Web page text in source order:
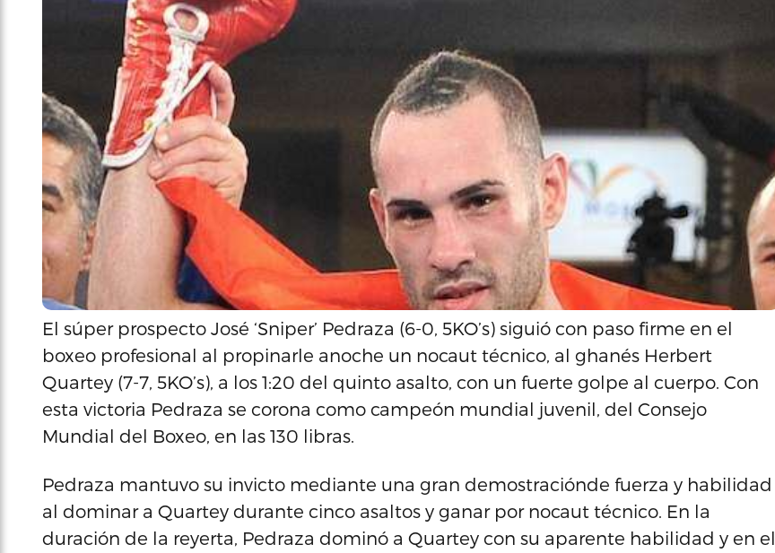
El súper prospecto José ‘Sniper’ Pedraza (6-0, 5KO’s) siguió con paso firme en el
boxeo profesional al propinarle anoche un nocaut técnico, al ghanés Herbert
Quartey (7-7, 5KO’s), a los 1:20 del quinto asalto, con un fuerte golpe al cuerpo. Con
esta victoria Pedraza se corona como campeón mundial juvenil, del Consejo
Mundial del Boxeo, en las 130 libras.
Pedraza mantuvo su invicto mediante una gran demostraciónde fuerza y habilidad
al dominar a Quartey durante cinco asaltos y ganar por nocaut técnico. En la
duración de la reyerta, Pedraza dominó a Quartey con su aparente habilidad y en el